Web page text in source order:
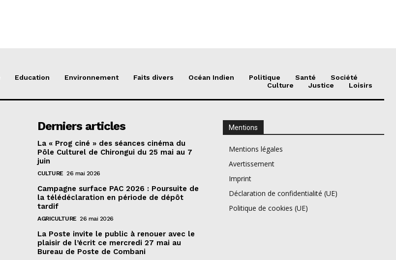
Education Environnement Faits divers Océan Indien Politique Santé
Société
Culture
Justice Loisirs
Derniers articles
La « Prog ciné » des séances cinéma du
Pôle Culturel de Chirongui du 25 mai au 7
juin
CULTURE 26 mai 2026
Campagne surface PAC 2026 : Poursuite de
la télédéclaration en période de dépôt
tardif
AGRICULTURE 26 mai 2026
La Poste invite le public à renouer avec le
plaisir de l’écrit ce mercredi 27 mai au
Bureau de Poste de Combani
Mentions
Mentions légales
Avertissement
Imprint
Déclaration de confidentialité (UE)
Politique de cookies (UE)